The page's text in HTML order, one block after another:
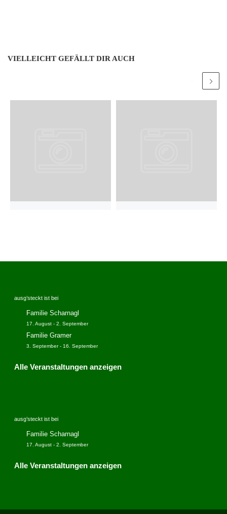
VIELLEICHT GEFÄLLT DIR AUCH
ausg’steckt ist bei
Familie Scharnagl
17. August- 2. September
Familie Gramer
3. September- 16. September
Alle Veranstaltungen anzeigen
ausg’steckt ist bei
Familie Scharnagl
17. August- 2. September
Alle Veranstaltungen anzeigen